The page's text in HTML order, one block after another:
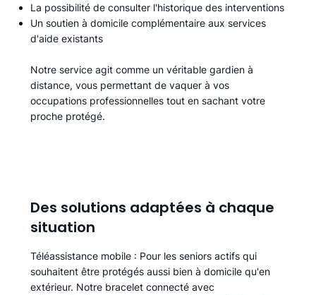
La possibilité de consulter l'historique des interventions
Un soutien à domicile complémentaire aux services
d'aide existants
Notre service agit comme un véritable gardien à
distance, vous permettant de vaquer à vos
occupations professionnelles tout en sachant votre
proche protégé.
Des solutions adaptées à chaque
situation
Téléassistance mobile : Pour les seniors actifs qui
souhaitent être protégés aussi bien à domicile qu'en
extérieur. Notre bracelet connecté avec